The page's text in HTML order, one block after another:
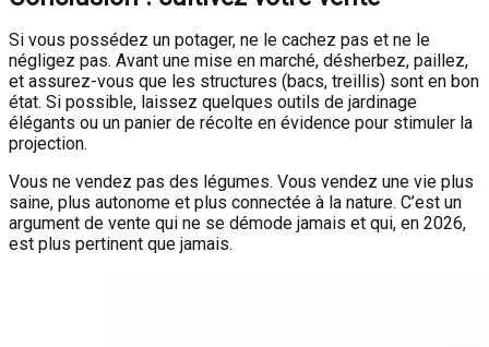
Si vous possédez un potager, ne le cachez pas et ne le
négligez pas. Avant une mise en marché, désherbez, paillez,
et assurez-vous que les structures (bacs, treillis) sont en bon
état. Si possible, laissez quelques outils de jardinage
élégants ou un panier de récolte en évidence pour stimuler la
projection.
Vous ne vendez pas des légumes. Vous vendez une vie plus
saine, plus autonome et plus connectée à la nature. C’est un
argument de vente qui ne se démode jamais et qui, en 2026,
est plus pertinent que jamais.